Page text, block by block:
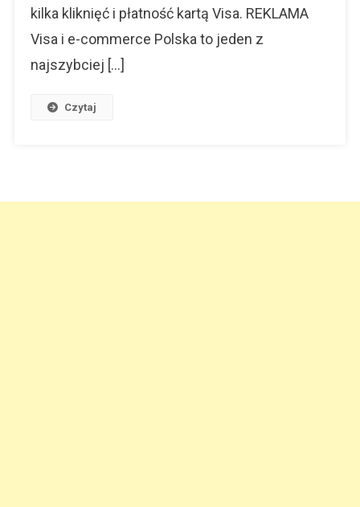
kilka kliknięć i płatność kartą Visa. REKLAMA
Visa i e-commerce Polska to jeden z
najszybciej […]
Czytaj